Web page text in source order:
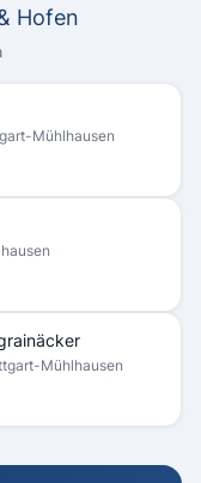
Hofen
Mühlhausen
Mühlhausen